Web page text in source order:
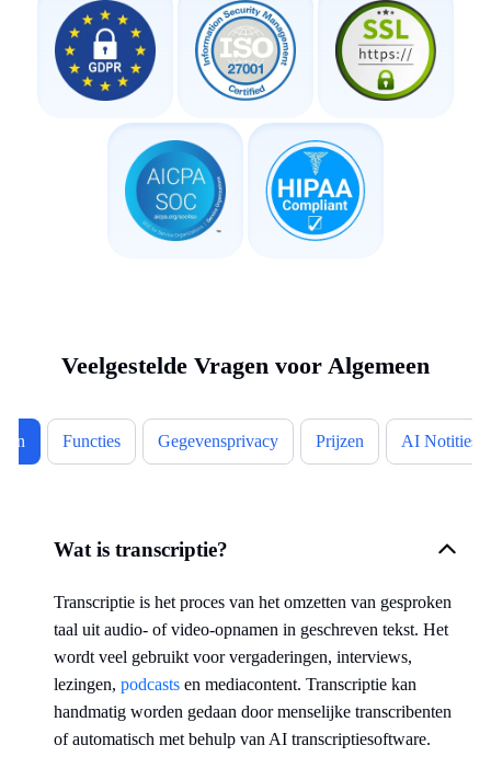
Veelgestelde Vragen voor Algemeen
Functies Gegevensprivacy Prijzen AI Notities
Wat is transcriptie?
Transcriptie is het proces van het omzetten van gesproken
taal uit audio- of video-opnamen in geschreven tekst. Het
wordt veel gebruikt voor vergaderingen, interviews,
lezingen, podcasts en mediacontent. Transcriptie kan
handmatig worden gedaan door menselijke transcribenten
of automatisch met behulp van AI transcriptiesoftware.